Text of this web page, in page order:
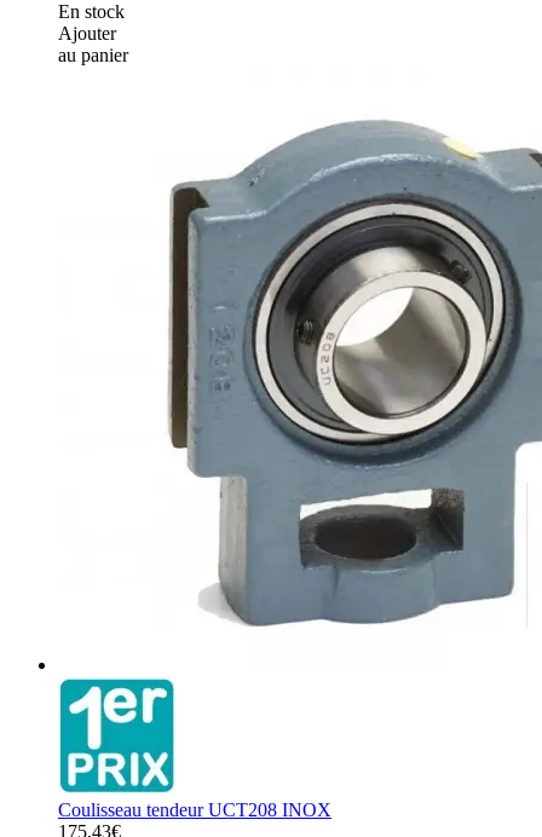
En stock
Ajouter
au panier
Coulisseau tendeur UCT208 INOX
175,43€